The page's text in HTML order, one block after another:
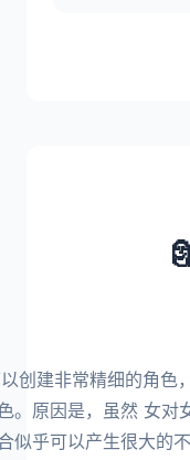
创建非常精细的角
原因是，虽然 女
似乎可以产生很大